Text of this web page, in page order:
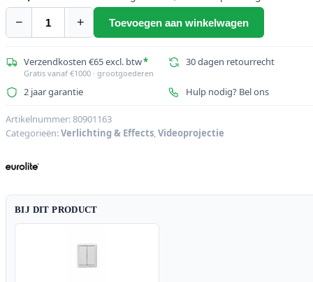
−
EUROLITE
Projectiescherm
16:9
300cm
168cm
aantal
+ Toevoegen aan winkelwagen
Verzendkosten €65 excl. btw*
Gratis vanaf €1000 · grootgoederen
30 dagen retourrecht
2 jaar garantie Hulp nodig? Bel ons
Artikelnummer:80901163
Categorieën:Verlichting & Effects,Videoprojectie
BIJ DIT PRODUCT